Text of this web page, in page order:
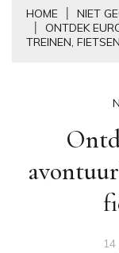
HOME
NIET
ONTDEK
TREINEN,
14